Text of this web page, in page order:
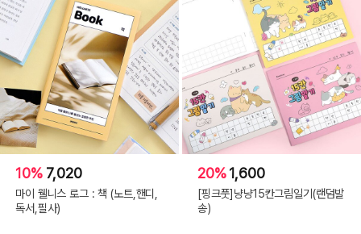
10% 7,020
마이 웰니스 로그 : 책 (노트,핸디,
독서,필사)
20%1,600
[핑크풋]냥냥15칸그림일기(랜덤발
송)